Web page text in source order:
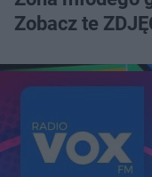
Zobacz te